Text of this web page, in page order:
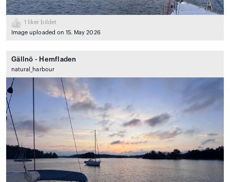
1
liker bildet
Image uploaded on 15. May 2026
Gällnö - Hemfladen
natural_harbour